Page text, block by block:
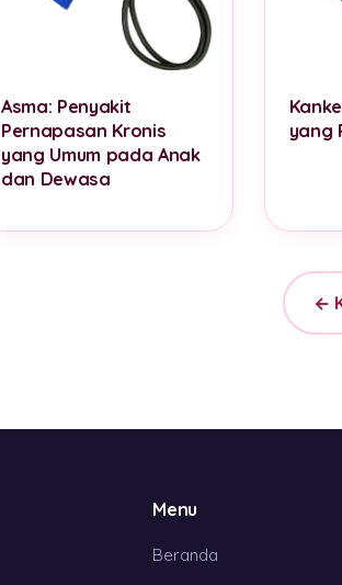
Asma: Penyakit
Pernapasan Kronis
yang Umum pada Anak
dan Dewasa
yang
←
Menu
Beranda